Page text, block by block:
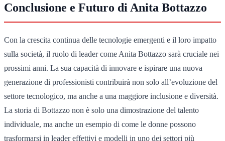
Conclusione e Futuro di Anita Bottazzo
Con la crescita continua delle tecnologie emergenti e il loro impatto
sulla società, il ruolo di leader come Anita Bottazzo sarà cruciale nei
prossimi anni. La sua capacità di innovare e ispirare una nuova
generazione di professionisti contribuirà non solo all’evoluzione del
settore tecnologico, ma anche a una maggiore inclusione e diversità.
La storia di Bottazzo non è solo una dimostrazione del talento
individuale, ma anche un esempio di come le donne possono
trasformarsi in leader effettivi e modelli in uno dei settori più